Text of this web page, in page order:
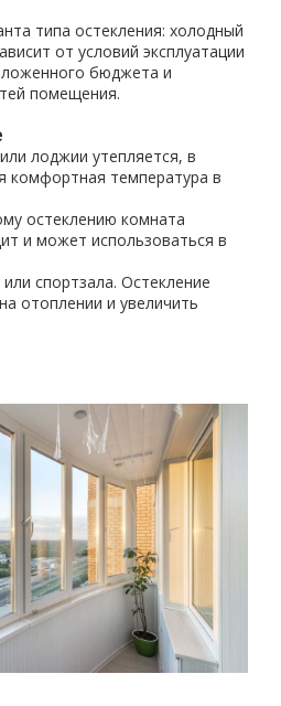
типа остекления: холодный
от условий эксплуатации
бюджета и
помещения.
лоджии утепляется, в
комфортная температура в
остеклению комната
и может использоваться в
спортзала. Остекление
отоплении и увеличить